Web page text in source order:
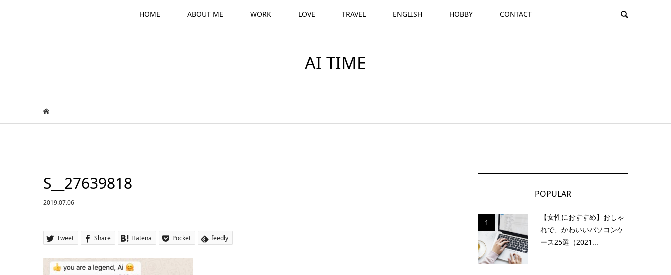
HOME ABOUT ME WORK LOVE TRAVEL ENGLISH HOBBY CONTACT
AI TIME
S__27639818
2019.07.06
Tweet Share Hatena Pocket feedly
POPULAR
1
【女性におすすめ】おしゃ
れで、かわいいパソコンケ
ース25選（2021...